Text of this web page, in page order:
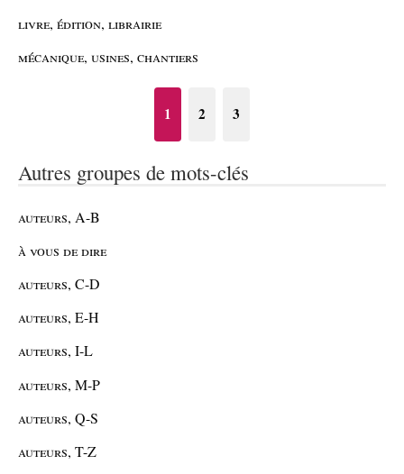
livre, édition, librairie
mécanique, usines, chantiers
1 2 3
Autres groupes de mots-clés
auteurs, A-B
à vous de dire
auteurs, C-D
auteurs, E-H
auteurs, I-L
auteurs, M-P
auteurs, Q-S
auteurs, T-Z